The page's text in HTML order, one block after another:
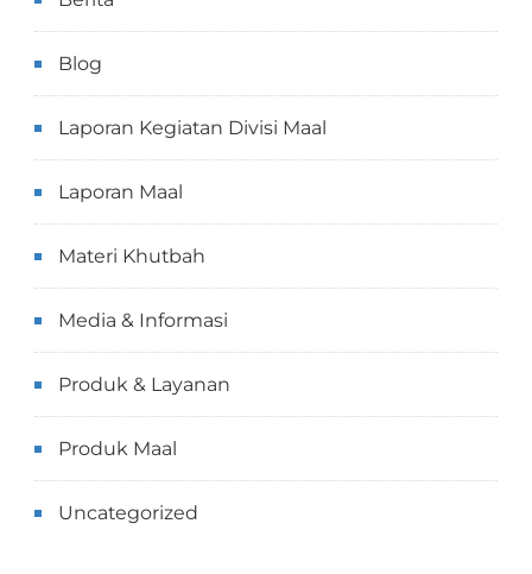
Blog
Laporan Kegiatan Divisi Maal
Laporan Maal
Materi Khutbah
Media & Informasi
Produk & Layanan
Produk Maal
Uncategorized